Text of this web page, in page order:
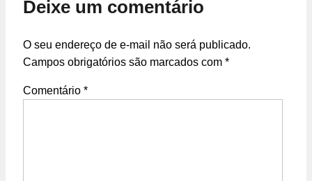
Deixe um comentário
O seu endereço de e-mail não será publicado.
Campos obrigatórios são marcados com *
Comentário *